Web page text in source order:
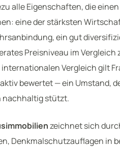
alle Eigenschaften, die einen
eine der stärksten
ein gut
Preisniveau im Vergleich
internationalen Vergleich gilt
bewertet — ein Umstand,
nachhaltig stützt.
zeichnet sich
Denkmalschutzauflagen in